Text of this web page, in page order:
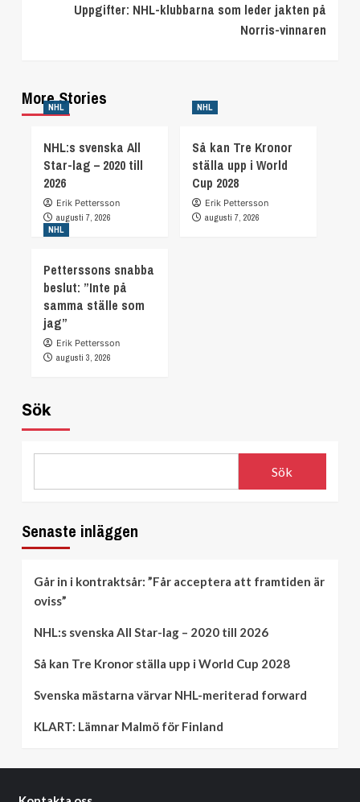
Uppgifter: NHL-klubbarna som leder jakten på
Norris-vinnaren
More Stories
NHL
NHL:s svenska All
Star-lag – 2020 till
2026
Erik Pettersson
augusti 7, 2026
NHL
Så kan Tre Kronor
ställa upp i World
Cup 2028
Erik Pettersson
augusti 7, 2026
NHL
Petterssons snabba
beslut: ”Inte på
samma ställe som
jag”
Erik Pettersson
augusti 3, 2026
Sök
Sök
Senaste inläggen
Går in i kontraktsår: ”Får acceptera att framtiden är
oviss”
NHL:s svenska All Star-lag – 2020 till 2026
Så kan Tre Kronor ställa upp i World Cup 2028
Svenska mästarna värvar NHL-meriterad forward
KLART: Lämnar Malmö för Finland